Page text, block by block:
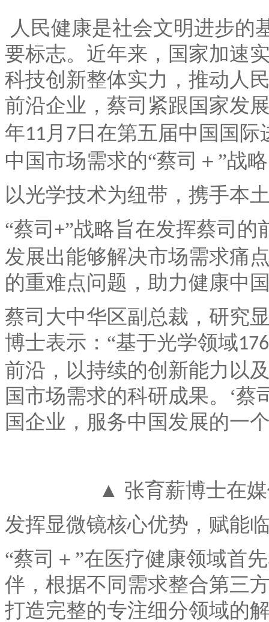
人民健康是社会文明进步的
要标志。近年来，国家加速
科技创新整体实力，推动人
前沿企业，蔡司紧跟国家发
年11 月 7 日在第五届中国国
中国市场需求的“蔡司＋”战
以光学技术为纽带，携手本
“蔡司 +”战略旨在发挥蔡司的
发展出能够解决市场需求痛
的重难点问题，助力健康中
蔡司大中华区副总裁，研究
博士表示： “基于光学领域176
前沿，以持续的创新能力以
国市场需求的科研成果。‘蔡
国企业，服务中国发展的一
▲ 张育薪博士在
发挥显微镜核心优势，赋能
“蔡司＋”在医疗健康领域首
伴，根据不同需求整合第三
打造完整的专注细分领域的